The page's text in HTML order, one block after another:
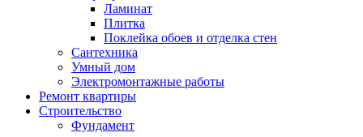
Ламинат
Плитка
Поклейка обоев и отделка стен
Сантехника
Умный дом
Электромонтажные работы
Ремонт квартиры
Строительство
Фундамент